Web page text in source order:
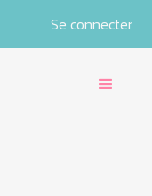
Se connecter